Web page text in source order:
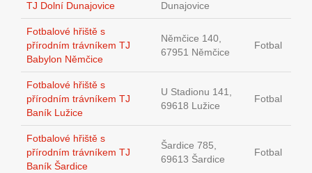
TJ Dolní Dunajovice
Dunajovice
Fotbalové hřiště s
přírodním trávníkem TJ
Babylon Němčice
Němčice 140,
67951 Němčice
Fotbal
Fotbalové hřiště s
přírodním trávníkem TJ
Baník Lužice
U Stadionu 141,
69618 Lužice
Fotbal
Fotbalové hřiště s
přírodním trávníkem TJ
Baník Šardice
Šardice 785,
69613 Šardice
Fotbal